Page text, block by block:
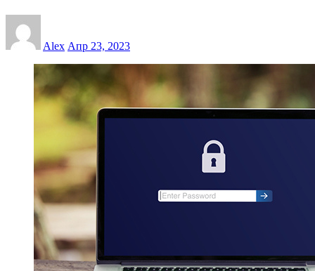
Alex Апр 23, 2023